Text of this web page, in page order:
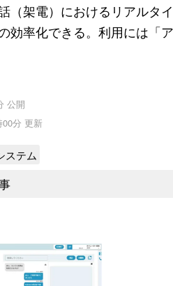
（架電）におけるリアルタ
効率化できる。利用には「
公開
分 更新
ステム